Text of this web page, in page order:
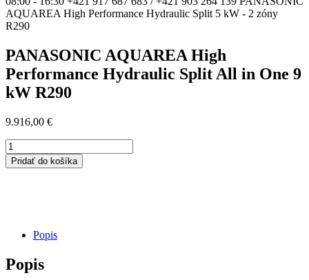
PANASONIC AQUAREA High
Performance Hydraulic Split All in One 9
kW R290
9.916,00 €
množstvo
PANASONIC
AQUAREA
One
9
Pridať do košíka
Popis
Popis